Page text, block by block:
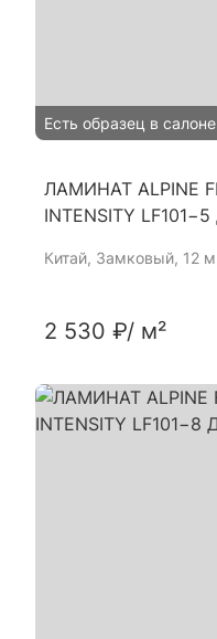
Есть образец в салоне
ЛАМИНАТ ALPINE
INTENSITY
Китай, Замковый, 12
2 530 ₽/ м²